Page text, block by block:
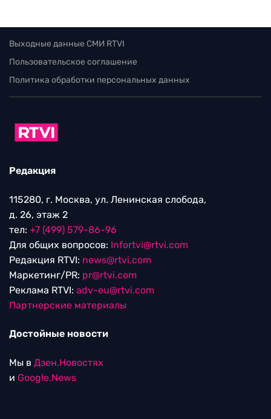
Выходные данные СМИ RTVI
Пользовательское соглашение
Политика обработки персональных данных
Редакция
115280, г. Москва, ул. Ленинская слобода,
д. 26, этаж 2
тел: +7 (499) 579-86-96
Для общих вопросов: Infortvi@rtvi.com
Редакция RTVI: news@rtvi.com
Маркетинг/PR: pr@rtvi.com
Реклама RTVI: adv-eu@rtvi.com
Партнерские материалы
Достойные новости
Мы в Дзен.Новостях
и Google.News